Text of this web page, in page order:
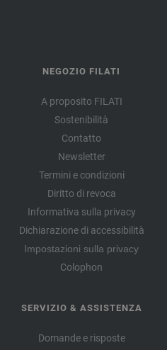
NEGOZIO FILATI
A proposito FILATI
Sostenibilità
Contatto
Newsletter
Termini e condizioni
Diritto di revoca
Informativa sulla privacy
Dichiarazione di accessibilità
Impostazioni sulla privacy
Colophon
SERVIZIO & ASSISTENZA
Domande e risposte